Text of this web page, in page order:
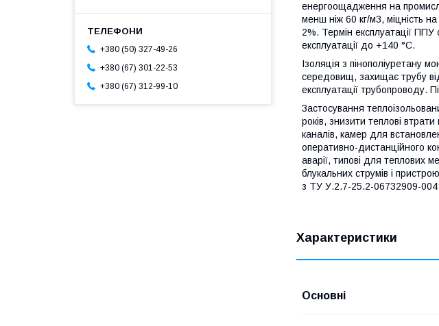
енергоощадження на
менш ніж 60 кг/м3, міцність
2%. Термін експлуатації
експлуатації до +140 °C.
Ізоляція з пінополіуретану
середовищ, захищає трубу
експлуатації трубопроводу.
Застосування
років, знизити теплові
каналів, камер для
оперативно-дистанційного
аварії, типові для теплових
блукальних струмів і
з ТУ У.2.7-25.2-06732909-
Характеристики
Основні
+380 (50) 327-49-26
+380 (67) 301-22-53
+380 (67) 312-99-10